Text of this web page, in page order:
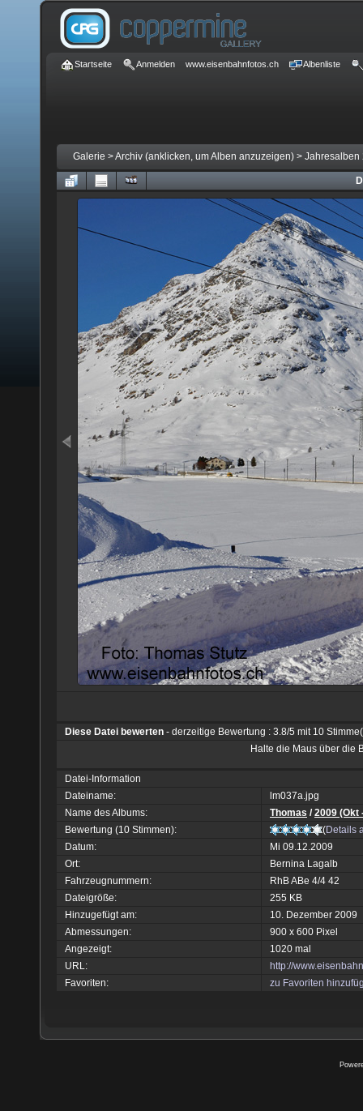
Startseite Anmelden www.eisenbahnfotos.ch Albenliste
Galerie >Archiv (anklicken, um Alben anzuzeigen) > Jahresalben
Diese Datei bewerten - derzeitige Bewertung : 3.8/5 mit 10
Halte die Maus über die
Datei-Information
Dateiname:
lm037a.jpg
Name des Albums:
Thomas /2009 (Okt
Bewertung (10 Stimmen):
(Details
Datum:
Mi 09.12.2009
Ort:
Bernina Lagalb
Fahrzeugnummern:
RhB ABe 4/4 42
Dateigröße:
255 KB
Hinzugefügt am:
10. Dezember 2009
Abmessungen:
900 x 600 Pixel
Angezeigt:
1020 mal
URL:
http://
Favoriten:
zu Favoriten